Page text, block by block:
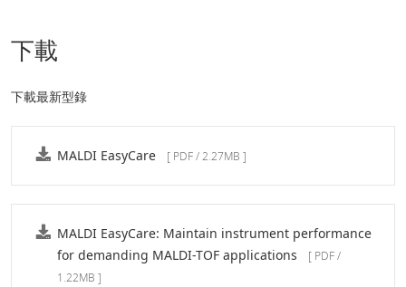
下載
下載最新型錄
MALDI EasyCare [ PDF / 2.27MB ]
MALDI EasyCare: Maintain instrument performance
for demanding MALDI-TOF applications
[ PDF /
1.22MB ]